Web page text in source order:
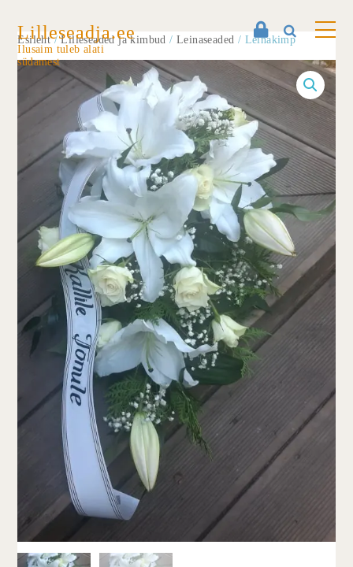
Lilleseadja.ee
Ilusaim tuleb alati
südamest
Esileht/Lilleseaded ja kimbud /Leinaseaded / Leinakimp